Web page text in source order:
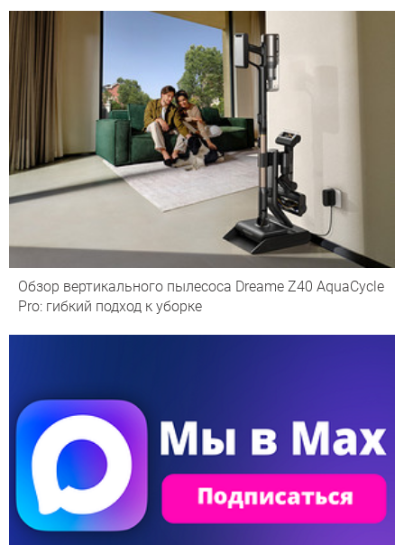
Обзор вертикального пылесоса Dreame Z40 AquaCycle
Pro: гибкий подход к уборке